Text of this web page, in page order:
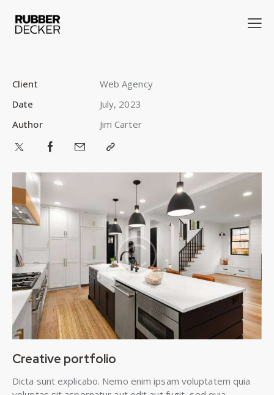
Client
Web Agency
Date
July, 2023
Author
Jim Carter
Creative portfolio
Dicta sunt explicabo. Nemo enim ipsam voluptatem quia